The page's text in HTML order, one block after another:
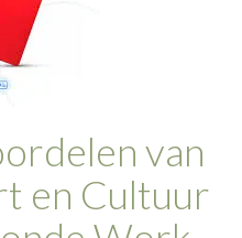
van
en Cultuur